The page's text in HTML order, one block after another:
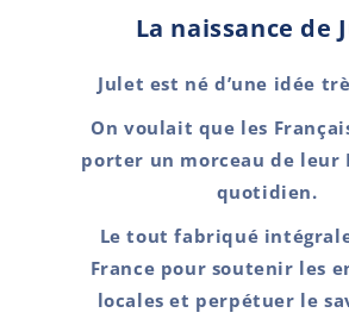
La naissance de
Julet est né d’une idée
On voulait que les
porter un morceau de leur
quotidien.
Le tout fabriqué
France pour soutenir les
locales et perpétuer le